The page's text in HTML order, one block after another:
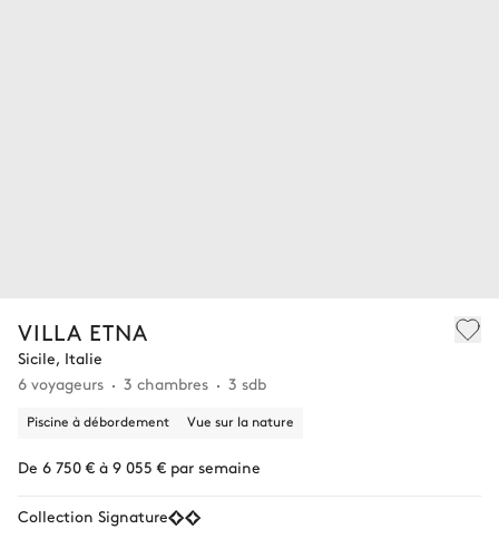
VILLA ETNA
Sicile, Italie
6 voyageurs
3 chambres 3 sdb
Piscine à débordement Vue sur la nature
De 6 750 € à 9 055 € par semaine
Collection Signature